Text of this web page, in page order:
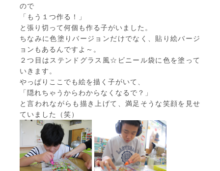
ので
「もう１つ作る！」
と張り切って何個も作る子がいました。
ちなみに色塗りバージョンだけでなく、貼り絵バージ
ョンもあるんですよ～。
２つ目はステンドグラス風☆ビニール袋に色を塗って
いきます。
やっぱりここでも絵を描く子がいて、
「隠れちゃうからわからなくなるで？」
と言われながらも描き上げて、満足そうな笑顔を見せ
ていました（笑）